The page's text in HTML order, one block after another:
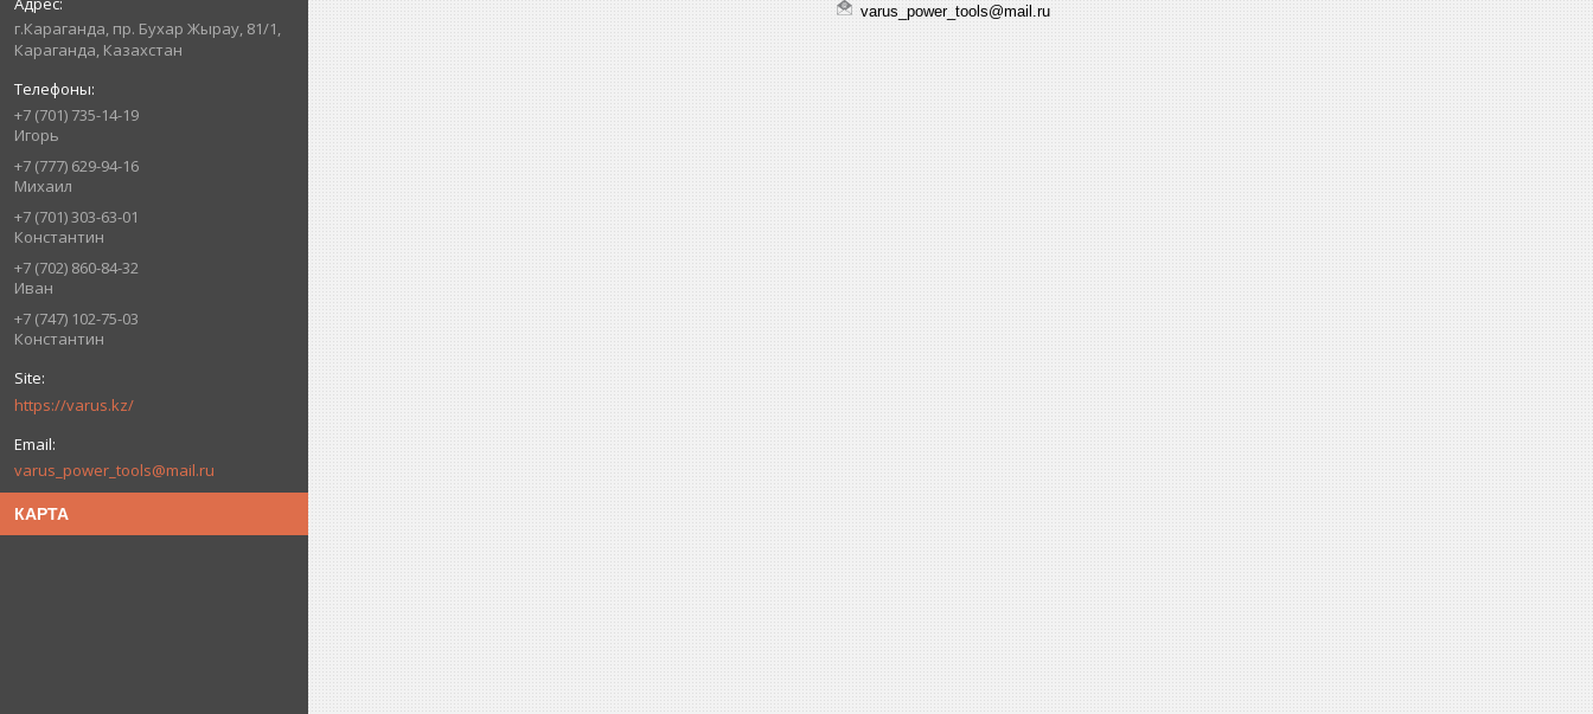
г.Караганда, пр. Бухар Жырау, 81/1,
Караганда, Казахстан
+7 (701) 735-14-19
Игорь
+7 (777) 629-94-16
Михаил
+7 (701) 303-63-01
Константин
+7 (702) 860-84-32
Иван
+7 (747) 102-75-03
Константин
https://varus.kz/
varus_power_tools@mail.ru
КАРТА
varus_power_tools@mail.ru